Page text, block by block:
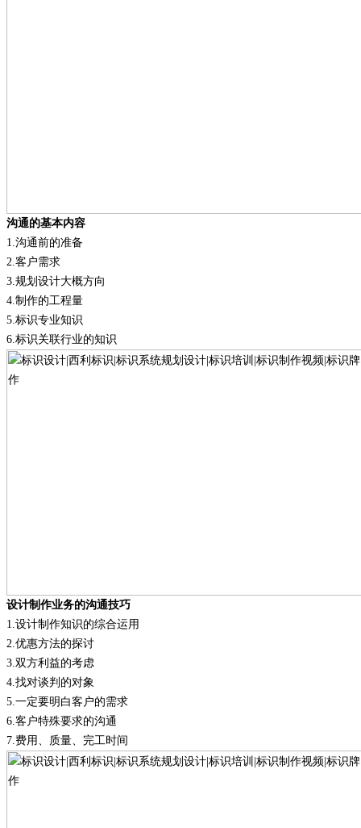
沟通的基本内容
1. 沟通前的准备
2. 客户需求
3. 规划设计大概方向
4. 制作的工程量
5. 标识专业知识
6. 标识关联行业的知识
设计制作业务的沟通技巧
1. 设计制作知识的综合运用
2. 优惠方法的探讨
3. 双方利益的考虑
4. 找对谈判的对象
5. 一定要明白客户的需求
6. 客户特殊要求的沟通
7. 费用、质量、完工时间